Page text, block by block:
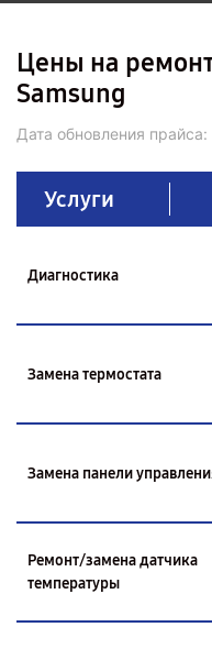
Цены на
Samsung
Дата обновления прайса:
Услуги
Диагностика
Замена термостата
Замена панели
Ремонт/замена датчика
температуры